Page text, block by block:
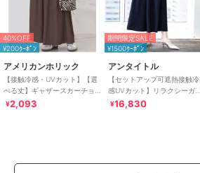
40%OFF
¥200ｸｰﾎﾟﾝ
アメリカンホリック
【接触冷感・UVカット】【選
べる丈】ギャザースカーチョ
【WEB限定カラー有り】
¥2,093
期間限定SALE
¥1500ｸｰﾎﾟﾝ
アンタイトル
【セットアップ可遮熱接触冷
感UVカット】リラクシーガウ
チョパンツ
¥16,830